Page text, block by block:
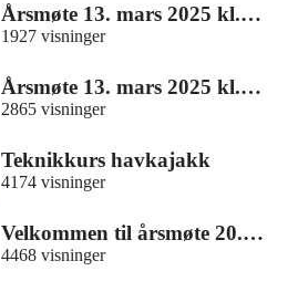
Årsmøte 13. mars 2025 kl.…
1927 visninger
Årsmøte 13. mars 2025 kl.…
2865 visninger
Teknikkurs havkajakk
4174 visninger
Velkommen til årsmøte 20.…
4468 visninger